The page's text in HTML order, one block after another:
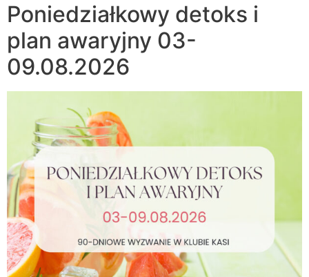
Poniedziałkowy detoks i
plan awaryjny 03-
09.08.2026